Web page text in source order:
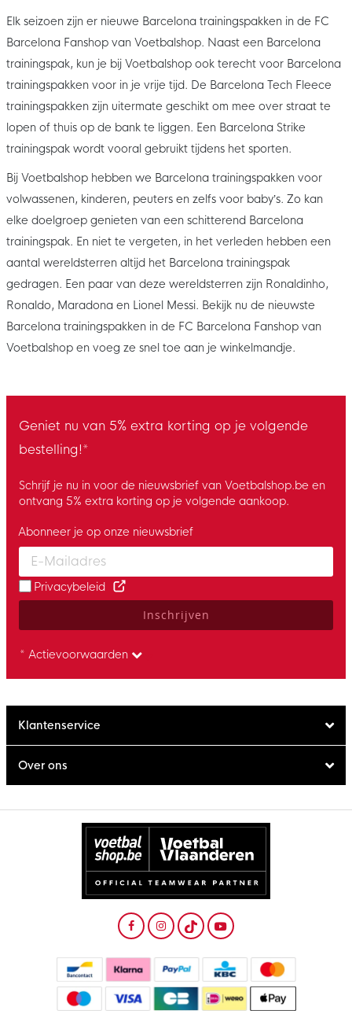
Elk seizoen zijn er nieuwe Barcelona trainingspakken in de FC
Barcelona Fanshop van Voetbalshop. Naast een Barcelona
trainingspak, kun je bij Voetbalshop ook terecht voor Barcelona
trainingspakken voor in je vrije tijd. De Barcelona Tech Fleece
trainingspakken zijn uitermate geschikt om mee over straat te
lopen of thuis op de bank te liggen. Een Barcelona Strike
trainingspak wordt vooral gebruikt tijdens het sporten.
Bij Voetbalshop hebben we Barcelona trainingspakken voor
volwassenen, kinderen, peuters en zelfs voor baby’s. Zo kan
elke doelgroep genieten van een schitterend Barcelona
trainingspak. En niet te vergeten, in het verleden hebben een
aantal wereldsterren altijd het Barcelona trainingspak
gedragen. Een paar van deze wereldsterren zijn Ronaldinho,
Ronaldo, Maradona en Lionel Messi. Bekijk nu de nieuwste
Barcelona trainingspakken in de FC Barcelona Fanshop van
Voetbalshop en voeg ze snel toe aan je winkelmandje.
Geniet nu van 5% extra korting op je volgende
bestelling!*
Schrijf je nu in voor de nieuwsbrief van Voetbalshop.be en
ontvang 5% extra korting op je volgende aankoop.
Enter your email and accept the privacy policy to subscribe to
Abonneer je op onze nieuwsbrief
Privacybeleid
Inschrijven
* Actievoorwaarden
Klantenservice
Over ons